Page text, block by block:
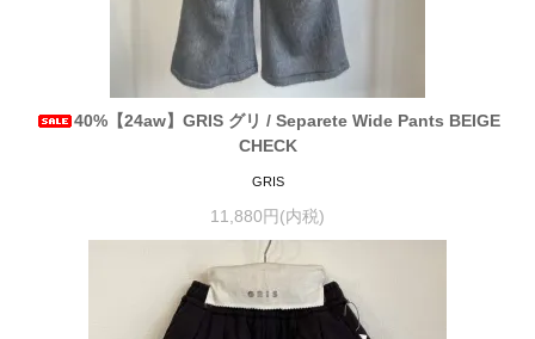
40%【24aw】GRIS グリ / Separete Wide Pants BEIGE
CHECK
GRIS
11,880円(内税)